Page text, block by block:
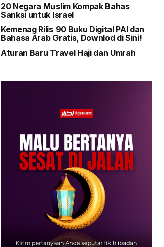
20 Negara Muslim Kompak Bahas
Sanksi untuk Israel
Kemenag Rilis 90 Buku Digital PAI dan
Bahasa Arab Gratis, Downlod di Sini!
Aturan Baru Travel Haji dan Umrah